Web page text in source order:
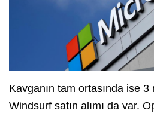
Kavganın tam ortasında ise 3
Windsurf satın alımı da var.